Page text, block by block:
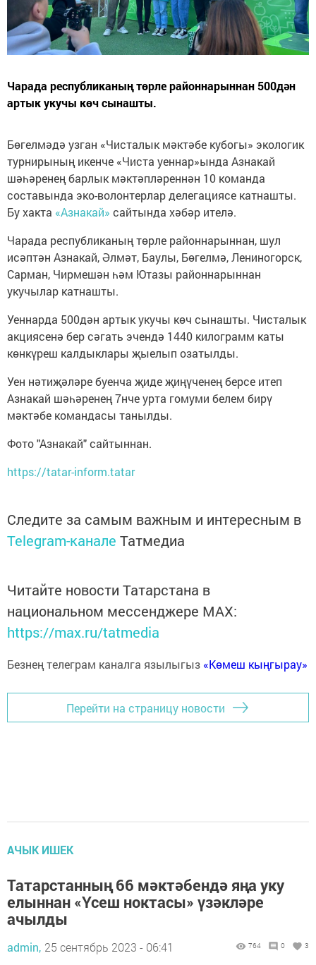
Чарада республиканың төрле районнарыннан 500дән
артык укучы көч сынашты.
Бөгелмәдә узган «Чисталык мәктәбе кубогы» экологик
турнирының икенче «Чиста уеннар»ында Азнакай
шәһәренең барлык мәктәпләреннән 10 команда
составында эко-волонтерлар делегациясе катнашты.
Бу хакта «Азнакай» сайтында хәбәр ителә.
Чарада республиканың төрле районнарыннан, шул
исәптән Азнакай, Әлмәт, Баулы, Бөгелмә, Лениногорск,
Сарман, Чирмешән һәм Ютазы районнарыннан
укучылар катнашты.
Уеннарда 500дән артык укучы көч сынашты. Чисталык
акциясенә бер сәгать эчендә 1440 килограмм каты
көнкүреш калдыклары җыелып озатылды.
Уен нәтиҗәләре буенча җиде җиңүченең берсе итеп
Азнакай шәһәренең 7нче урта гомуми белем бирү
мәктәбе командасы танылды.
Фото "Азнакай" сайтыннан.
https://tatar-inform.tatar
Следите за самым важным и интересным в
Telegram-канале Татмедиа
Читайте новости Татарстана в
национальном мессенджере MАХ:
https://max.ru/tatmedia
Безнең телеграм каналга язылыгыз «Көмеш кыңгырау»
Перейти на страницу новости
АЧЫК ИШЕК
Татарстанның 66 мәктәбендә яңа уку
елыннан «Үсеш ноктасы» үзәкләре
ачылды
admin, 25 сентябрь 2023 - 06:41 764 0 3